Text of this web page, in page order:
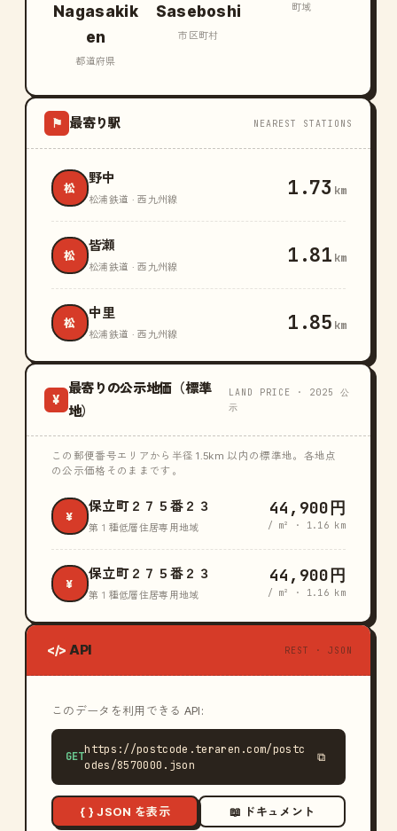
Nagasakik
en
都道府県
Saseboshi
市区町村
町域
⚑ 最寄り駅 NEAREST STATIONS
松
野中
松浦鉄道 · 西九州線 1.73 km
松
皆瀬
松浦鉄道 · 西九州線 1.81 km
松
中里
松浦鉄道 · 西九州線 1.85 km
¥
最寄りの公示地価（標準
地）
LAND PRICE · 2025 公
示
この郵便番号エリアから半径 1.5km 以内の標準地。各地点
の公示価格そのままです。
¥
保立町２７５番２３
第１種低層住居専用地域
44,900円
/ m² · 1.16 km
¥
保立町２７５番２３
第１種低層住居専用地域
44,900円
/ m² · 1.16 km
</> API REST · JSON
このデータを利用できる API:
GET
https://postcode.teraren.com/postc
odes/8570000.json
⧉
{ } JSON を表示 📖 ドキュメント